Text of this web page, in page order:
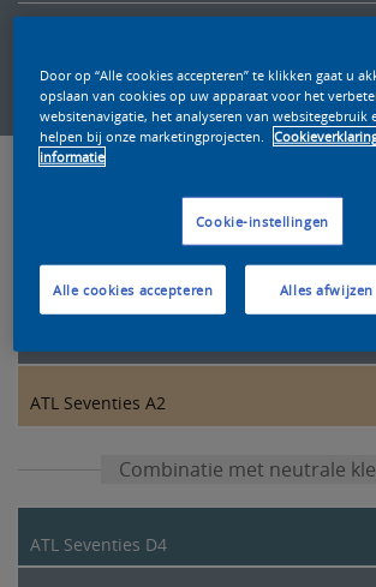
Zoek een
ATL Seventies E2
ATL Seventies A2
Combinatie met neutrale
ATL Seventies D4
Door op “Alle cookies accepteren” te klikken gaat u
opslaan van cookies op uw apparaat voor het
websitenavigatie, het analyseren van websitegebruik
helpen bij onze marketingprojecten.
informatie
Cookie-instellingen
Alles afwijzen
Alle cookies accepteren